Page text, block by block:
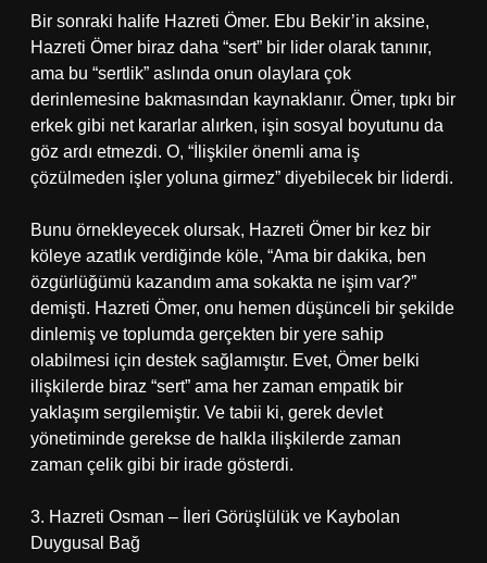
Bir sonraki halife Hazreti Ömer. Ebu Bekir’in aksine,
Hazreti Ömer biraz daha “sert” bir lider olarak tanınır,
ama bu “sertlik” aslında onun olaylara çok
derinlemesine bakmasından kaynaklanır. Ömer, tıpkı bir
erkek gibi net kararlar alırken, işin sosyal boyutunu da
göz ardı etmezdi. O, “İlişkiler önemli ama iş
çözülmeden işler yoluna girmez” diyebilecek bir liderdi.
Bunu örnekleyecek olursak, Hazreti Ömer bir kez bir
köleye azatlık verdiğinde köle, “Ama bir dakika, ben
özgürlüğümü kazandım ama sokakta ne işim var?”
demişti. Hazreti Ömer, onu hemen düşünceli bir şekilde
dinlemiş ve toplumda gerçekten bir yere sahip
olabilmesi için destek sağlamıştır. Evet, Ömer belki
ilişkilerde biraz “sert” ama her zaman empatik bir
yaklaşım sergilemiştir. Ve tabii ki, gerek devlet
yönetiminde gerekse de halkla ilişkilerde zaman
zaman çelik gibi bir irade gösterdi.
3. Hazreti Osman – İleri Görüşlülük ve Kaybolan
Duygusal Bağ